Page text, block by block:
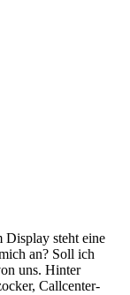
steht eine
an? Soll ich
uns. Hinter
Callcenter-